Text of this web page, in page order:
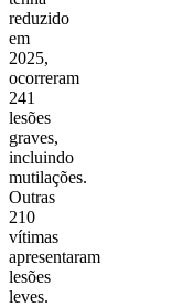
reduzido
em
2025,
ocorreram
241
lesões
graves,
incluindo
mutilações.
Outras
210
vítimas
apresentaram
lesões
leves.